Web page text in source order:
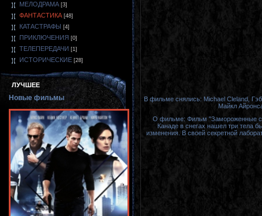
МЕЛОДРАМА [3]
ФАНТАСТИКА [48]
КАТАСТРАФЫ [4]
ПРИКЛЮЧЕНИЯ [0]
ТЕЛЕПЕРЕДАЧИ [1]
ИСТОРИЧЕСКИЕ [28]
ЛУЧШЕЕ
Новые фильмы
В фильме снялись: Michael Cleland,
Майкл
О фильме: Фильм "Замороженные
Канаде в снегах нашел три тела
изменения. В своей секретной